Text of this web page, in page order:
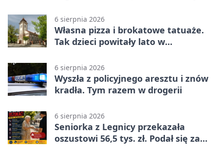
6 sierpnia 2026
Własna pizza i brokatowe tatuaże.
Tak dzieci powitały lato w
6 sierpnia 2026
Wyszła z policyjnego aresztu i znów
kradła. Tym razem w drogerii
6 sierpnia 2026
Seniorka z Legnicy przekazała
oszustowi 56,5 tys. zł. Podał się za